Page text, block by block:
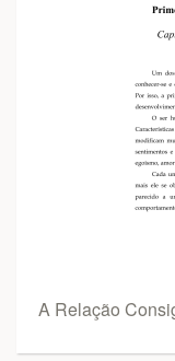
A Relação